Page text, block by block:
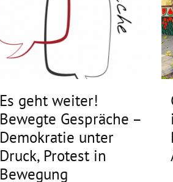
Es geht weiter!
Bewegte Gespräche –
Demokratie unter
Druck, Protest in
Bewegung